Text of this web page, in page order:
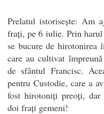
Prelatul istorisește: Am
frați, pe 6 iulie. Prin
se bucure de
care au cultivat
de sfântul Francisc.
pentru Custodie, care a
fost hirotoniți preoți, dar
doi frați gemeni!